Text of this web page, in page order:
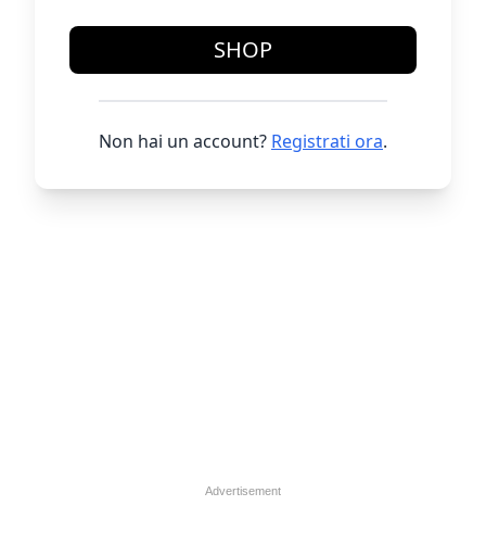
SHOP
Non hai un account? Registrati ora.